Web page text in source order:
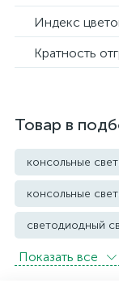
Индекс
Кратность
Товар в
консольные
консольные
светодиодный
Уличные
Показать всe